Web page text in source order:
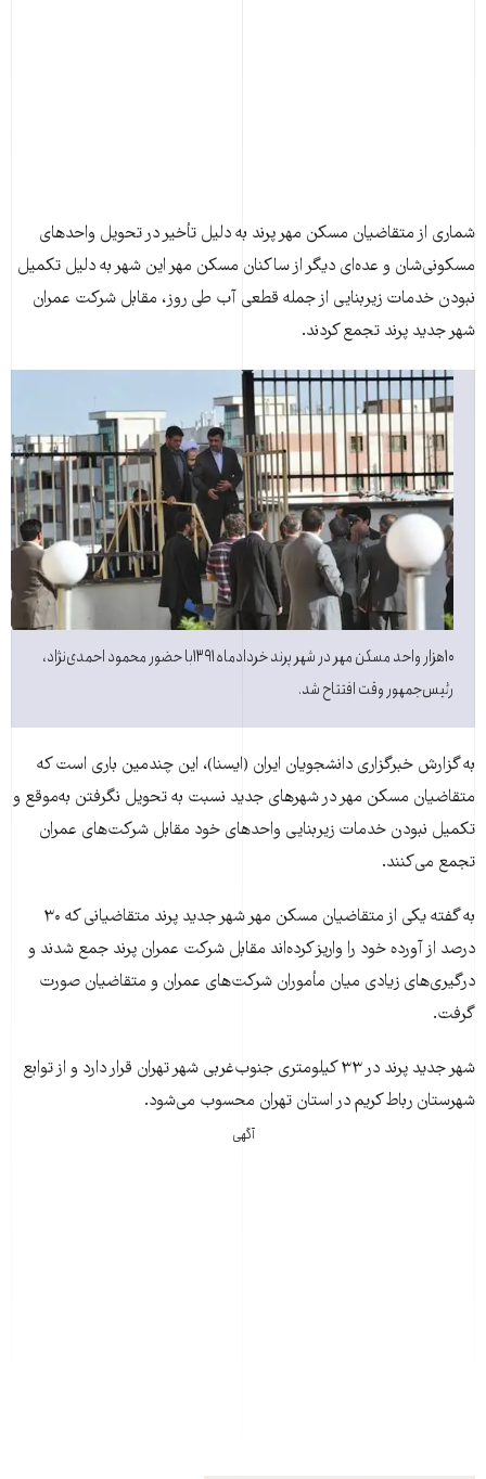
شماری از متقاضيان مسکن مهر پرند به دليل تأخير در تحويل واحدهای‌
مسکونی‌شان و عده‌ای ديگر از ساکنان مسکن مهر اين شهر به دليل تکميل
نبودن خدمات زيربنايی از جمله قطعی آب طی روز، مقابل شرکت عمران
شهر جديد پرند تجمع کردند.
۱۰هزار واحد مسکن مهر در شهر پرند خردادماه ۱۳۹۱با حضور محمود احمدی‌نژاد،
رئيس‌جمهور وقت افتتاح شد.
به گزارش خبرگزاری دانشجويان ايران (ايسنا)، اين چندمين باری است که
متقاضيان مسکن مهر در شهرهای جديد نسبت به تحويل نگرفتن به‌موقع و
تکميل نبودن خدمات زيربنايی واحدهای خود مقابل شرکت‌های عمران
تجمع می‌کنند.
به گفته يکی از متقاضيان مسکن مهر شهر جديد پرند متقاضيانی که ۳۰
درصد از آورده خود را واريز کرده‌اند مقابل شرکت عمران پرند جمع شدند و
درگيری‌های زيادی ميان مأموران شرکت‌های عمران و متقاضيان صورت
گرفت.
شهر جديد پرند در ۳۳ کيلومتری جنوب‌غربی شهر تهران قرار دارد و از توابع
شهرستان رباط کريم در استان تهران محسوب می‌شود.
آگهی